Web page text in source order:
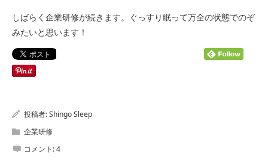
しばらく企業研修が続きます。ぐっすり眠って万全の状態でのぞ
みたいと思います！
投稿者:Shingo Sleep
企業研修
コメント:4